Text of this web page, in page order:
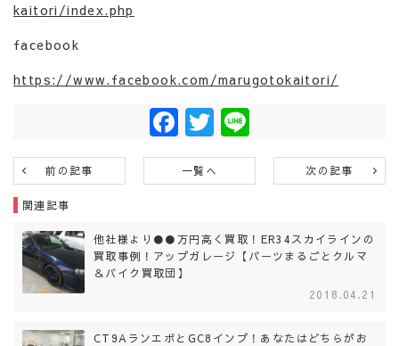
kaitori/index.php
facebook
https://www.facebook.com/marugotokaitori/
Facebook
Twitter
前の記事 一覧へ 次の記事
関連記事
他社様より●●万円高く買取！ER34スカイラインの
買取事例！アップガレージ【パーツまるごとクルマ
＆バイク買取団】
2018.04.21
CT9AランエボとGC8インプ！あなたはどちらがお